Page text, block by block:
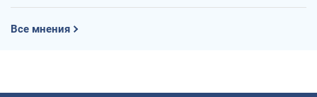
Все мнения